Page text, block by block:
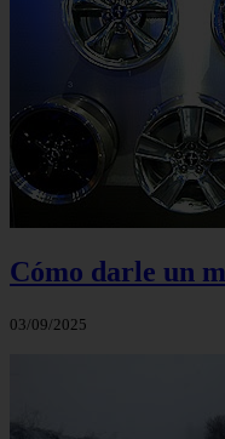
Cómo darle un
03/09/2025